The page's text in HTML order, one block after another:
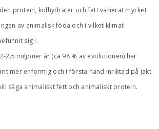
protein, kolhydrater och fett varierat mycket
av animalisk föda och i vilket klimat
sig i.
2.5 miljoner år (ca 98 % av evolutionen) har
mer enformig och i första hand inriktad på jakt
säga animaliskt fett och animaliskt protein.